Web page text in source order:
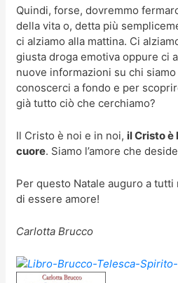
Quindi, forse, dovremmo
della vita o, detta più
ci alziamo alla mattina. Ci
giusta droga emotiva oppure ci
nuove informazioni su chi
conoscerci a fondo e per
già tutto ciò che cerchiamo?
Il Cristo è noi e in noi, il Cristo è
cuore. Siamo l’amore che
Per questo Natale auguro a
di essere amore!
Carlotta Brucco